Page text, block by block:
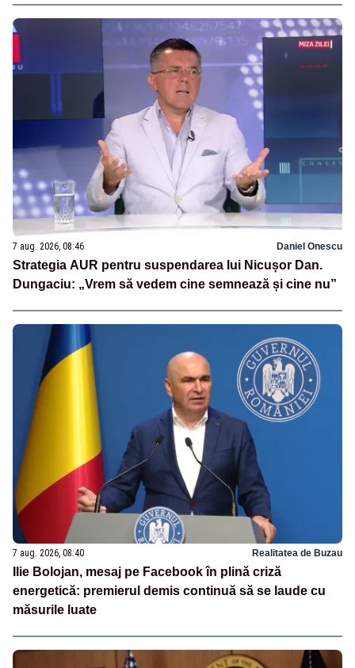
7 aug. 2026, 08:46 Daniel Onescu
Strategia AUR pentru suspendarea lui Nicușor Dan.
Dungaciu: „Vrem să vedem cine semnează și cine nu”
7 aug. 2026, 08:40 Realitatea de Buzau
Ilie Bolojan, mesaj pe Facebook în plină criză
energetică: premierul demis continuă să se laude cu
măsurile luate